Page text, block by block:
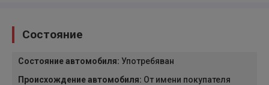
Состояние
Состояние автомобиля: Употребяван
Происхождение автомобиля: От имени покупателя